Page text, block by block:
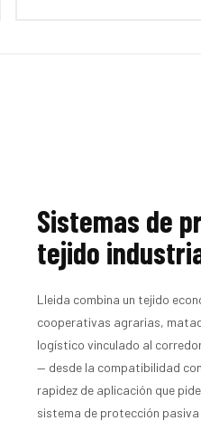
Sistemas de
tejido
Lleida combina un tejido
cooperativas agrarias,
logístico vinculado al
— desde la compatibilidad
rapidez de aplicación que
sistema de protección